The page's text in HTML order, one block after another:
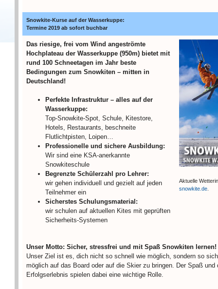
Snowkite-Kurse auf der Wasserkuppe:
Termine 2019 ab sofort buchbar
Das riesige, frei vom Wind angeströmte
Hochplateau der Wasserkuppe (950m) bietet mit
rund 100 Schneetagen im Jahr beste
Bedingungen zum Snowkiten – mitten in
Deutschland!
Perfekte Infrastruktur – alles auf der
Wasserkuppe:
Top-Snowkite-Spot, Schule, Kitestore,
Hotels, Restaurants, beschneite
Flutlichtpisten, Loipen…
Professionelle und sichere Ausbildung:
Wir sind eine KSA-anerkannte
Snowkiteschule
Begrenzte Schülerzahl pro Lehrer:
wir gehen individuell und gezielt auf jeden
Teilnehmer ein
Sicherstes Schulungsmaterial:
wir schulen auf aktuellen Kites mit geprüften
Sicherheits-Systemen
Aktuelle
snowkite.de
Unser Motto: Sicher, stressfrei und mit Spaß Snowkiten lernen!
Unser Ziel ist es, dich nicht so schnell wie möglich, sondern so
möglich auf das Board oder auf die Skier zu bringen. Der Spaß und
Erfolgserlebnis spielen dabei eine wichtige Rolle.